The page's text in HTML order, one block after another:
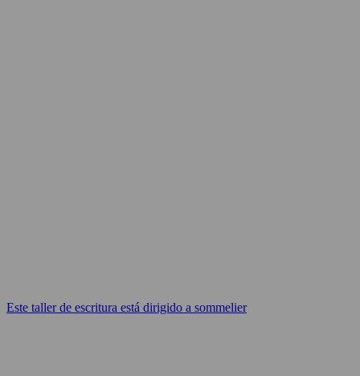
Este taller de escritura está dirigido a sommelier